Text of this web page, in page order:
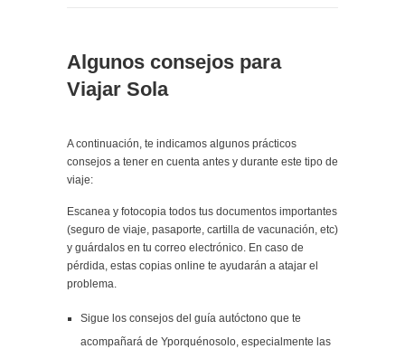
Algunos consejos para
Viajar Sola
A continuación, te indicamos algunos prácticos
consejos a tener en cuenta antes y durante este tipo de
viaje:
Escanea y fotocopia todos tus documentos importantes
(seguro de viaje, pasaporte, cartilla de vacunación, etc)
y guárdalos en tu correo electrónico. En caso de
pérdida, estas copias online te ayudarán a atajar el
problema.
Sigue los consejos del guía autóctono que te
acompañará de Yporquénosolo, especialmente las